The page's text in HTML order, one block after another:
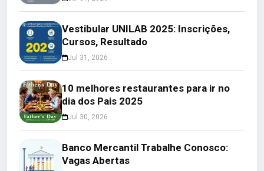
Vestibular UNILAB 2025: Inscrições,
Cursos, Resultado
Jul 31, 2026
10 melhores restaurantes para ir no
dia dos Pais 2025
Jul 30, 2026
Banco Mercantil Trabalhe Conosco:
Vagas Abertas